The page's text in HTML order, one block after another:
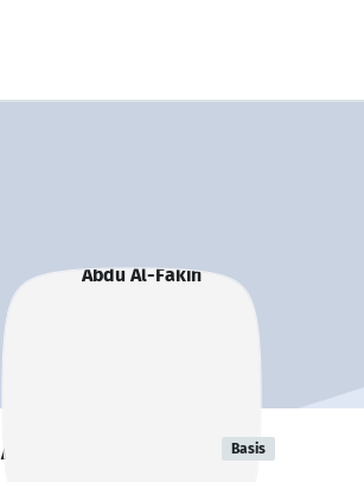
Abdu Al-Fakih Basis